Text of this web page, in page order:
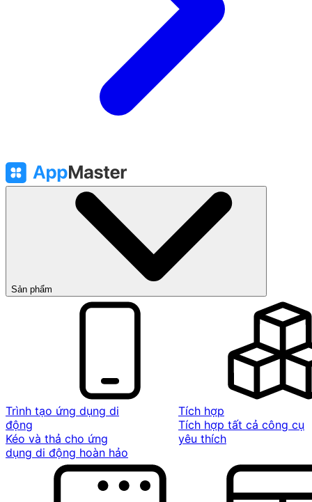
Sản phẩm
Trình tạo ứng dụng di
động
Kéo và thả cho ứng
dụng di động hoàn hảo
Tích hợp
Tích hợp tất cả công cụ
yêu thích